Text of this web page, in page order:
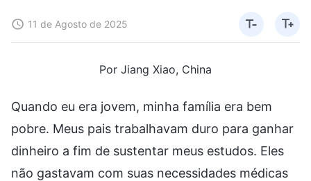
11 de Agosto de 2025
Por Jiang Xiao, China
Quando eu era jovem, minha família era bem
pobre. Meus pais trabalhavam duro para ganhar
dinheiro a fim de sustentar meus estudos. Eles
não gastavam com suas necessidades médicas